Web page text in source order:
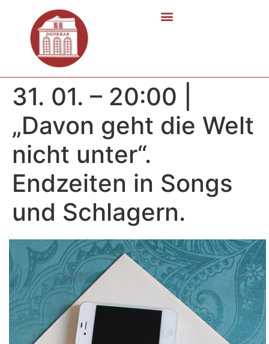
31. 01. – 20:00 |
„Davon geht die Welt
nicht unter“.
Endzeiten in Songs
und Schlagern.